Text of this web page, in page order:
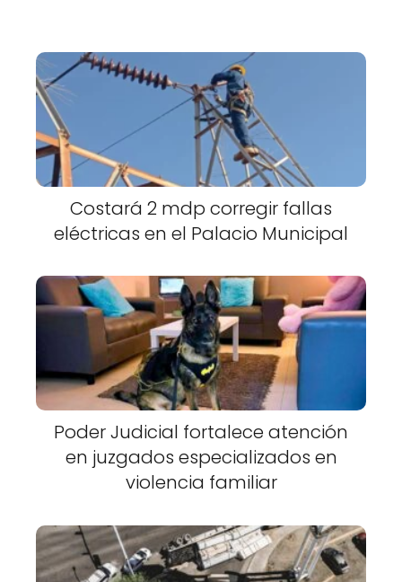
Costará 2 mdp corregir fallas
eléctricas en el Palacio Municipal
Poder Judicial fortalece atención
en juzgados especializados en
violencia familiar